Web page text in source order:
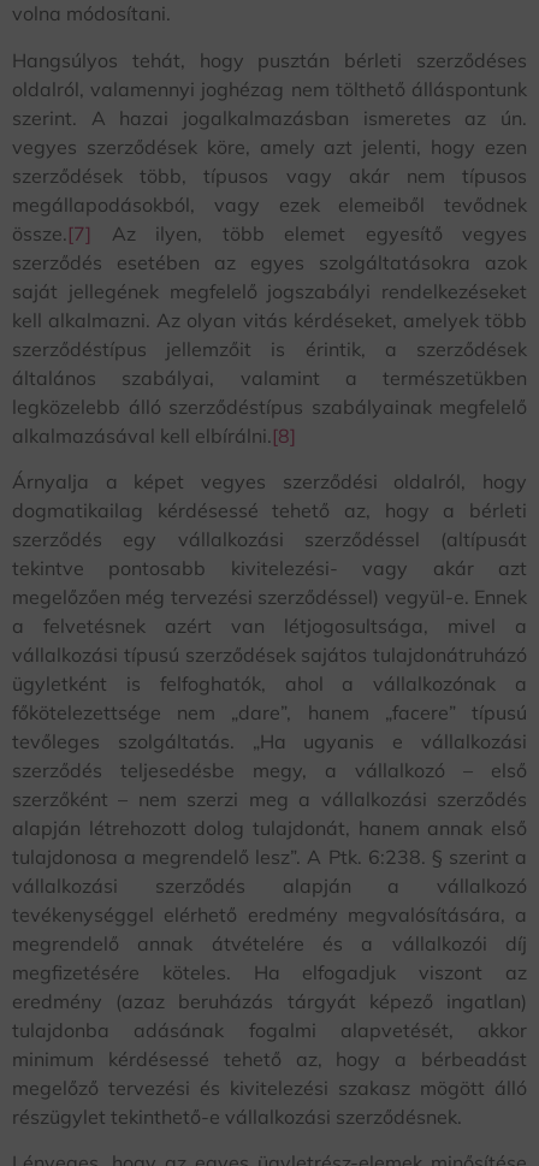
volna módosítani.
Hangsúlyos tehát, hogy pusztán bérleti szerződéses
oldalról, valamennyi joghézag nem tölthető álláspontunk
szerint. A hazai jogalkalmazásban ismeretes az ún.
vegyes szerződések köre, amely azt jelenti, hogy ezen
szerződések több, típusos vagy akár nem típusos
megállapodásokból, vagy ezek elemeiből tevődnek
össze. [7] Az ilyen, több elemet egyesítő vegyes
szerződés esetében az egyes szolgáltatásokra azok
saját jellegének megfelelő jogszabályi rendelkezéseket
kell alkalmazni. Az olyan vitás kérdéseket, amelyek több
szerződéstípus jellemzőit is érintik, a szerződések
általános szabályai, valamint a természetükben
legközelebb álló szerződéstípus szabályainak megfelelő
alkalmazásával kell elbírálni. [8]
Árnyalja a képet vegyes szerződési oldalról, hogy
dogmatikailag kérdésessé tehető az, hogy a bérleti
szerződés egy vállalkozási szerződéssel (altípusát
tekintve pontosabb kivitelezési- vagy akár azt
megelőzően még tervezési szerződéssel) vegyül-e. Ennek
a felvetésnek azért van létjogosultsága, mivel a
vállalkozási típusú szerződések sajátos tulajdonátruházó
ügyletként is felfoghatók, ahol a vállalkozónak a
főkötelezettsége nem „dare”, hanem „facere” típusú
tevőleges szolgáltatás. „Ha ugyanis e vállalkozási
szerződés teljesedésbe megy, a vállalkozó – első
szerzőként – nem szerzi meg a vállalkozási szerződés
alapján létrehozott dolog tulajdonát, hanem annak első
tulajdonosa a megrendelő lesz”. A Ptk. 6:238. § szerint a
vállalkozási szerződés alapján a vállalkozó
tevékenységgel elérhető eredmény megvalósítására, a
megrendelő annak átvételére és a vállalkozói díj
megfizetésére köteles. Ha elfogadjuk viszont az
eredmény (azaz beruházás tárgyát képező ingatlan)
tulajdonba adásának fogalmi alapvetését, akkor
minimum kérdésessé tehető az, hogy a bérbeadást
megelőző tervezési és kivitelezési szakasz mögött álló
részügylet tekinthető-e vállalkozási szerződésnek.